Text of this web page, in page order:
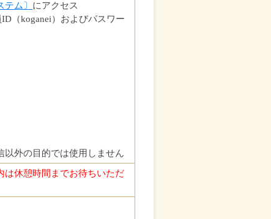
ム〕 にアクセス
（koganei）およびパスワー
外の目的では使用しません
は休憩時間までお待ちいただ